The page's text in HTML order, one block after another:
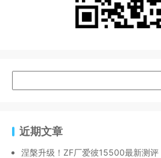
近期文章
涅槃升级！ZF厂爱彼15500最新测